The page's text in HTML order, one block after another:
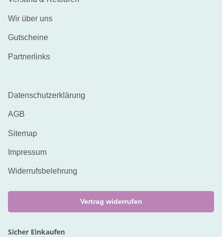
Wir über uns
Gutscheine
Partnerlinks
Datenschutzerklärung
AGB
Sitemap
Impressum
Widerrufsbelehrung
Vertrag widerrufen
Sicher Einkaufen